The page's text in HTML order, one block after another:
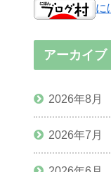
に
アーカイブ
2026年8月
2026年7月